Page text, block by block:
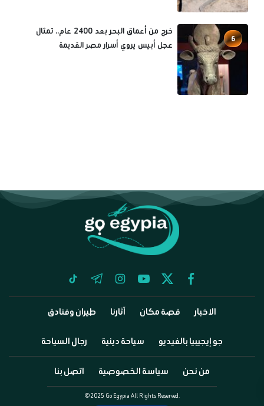
6
خرج من أعماق البحر بعد 2400 عام.. تمثال
عجل أبيس يروي أسرار مصر القديمة
facebook
twitter
youtube
instagram
telegram
tiktok
الاخبار قصة مكان آثارنا طيران وفنادق
جو إيجيبيا بالفيديو سياحة دينية رجال السياحة
من نحن سياسة الخصوصية اتصل بنا
©2025 Go Egypia All Rights Reserved.